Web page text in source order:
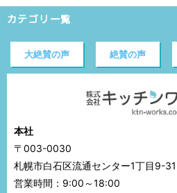
カテゴリ一覧
大絶賛の声 絶賛の声
本社
〒003-0030
札幌市白石区流通センター1丁目9-31
営業時間：9:00～18:00